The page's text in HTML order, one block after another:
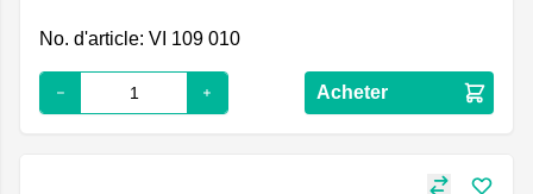
No. d'article: VI 109 010
Acheter